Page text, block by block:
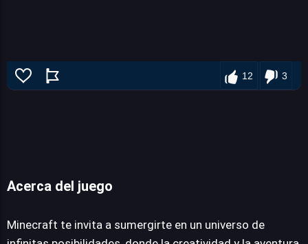
12 3
Acerca del juego
Minecraft te invita a sumergirte en un universo de